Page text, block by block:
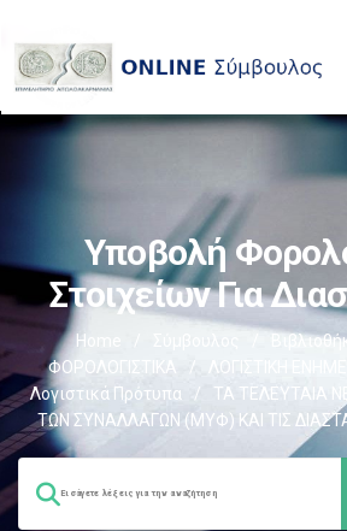
Υποβολή
Στοιχείων Για
Home
ΦΟΡΟΛΟΓΙΣΤΙΚΑ
/ ΛΟΓΙΣΤΙΚΗ
Λογιστικά Πρότυπα
/
ΤΑ ΤΕΛΕΥΤΑΙΑ
ΤΩΝ ΣΥΝΑΛΛΑΓΩΝ (ΜΥΦ) ΚΑΙ ΤΙΣ